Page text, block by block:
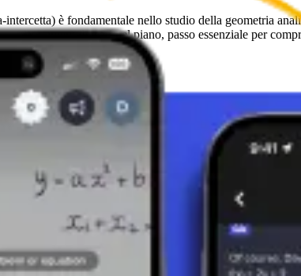
è fondamentale nello studio della geometria
lineari nel piano, passo essenziale per